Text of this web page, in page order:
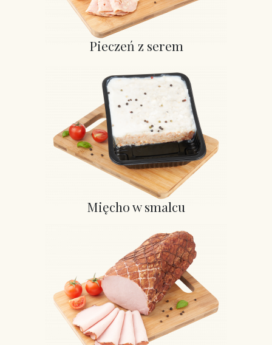
Pieczeń z serem
Mięcho w smalcu